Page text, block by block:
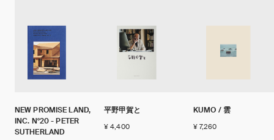
NEW PROMISE LAND,
INC. N°20 - PETER
SUTHERLAND
平野甲賀と
¥ 4,400
KUMO / 雲
¥ 7,260